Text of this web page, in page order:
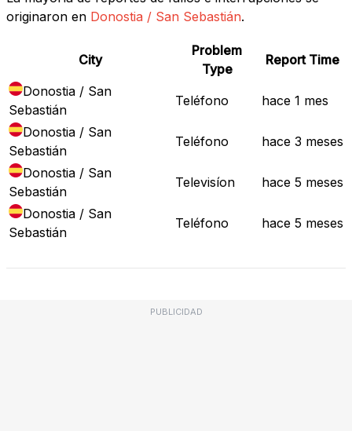
originaron en Donostia / San Sebastián.
City
Problem
Type
Report Time
Donostia / San
Sebastián
Teléfono
hace 1 mes
Donostia / San
Sebastián
Teléfono
hace 3 meses
Donostia / San
Sebastián
Televisíon
hace 5 meses
Donostia / San
Sebastián
Teléfono hace 5 meses
PUBLICIDAD